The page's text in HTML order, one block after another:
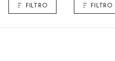
FILTRO FILTRO